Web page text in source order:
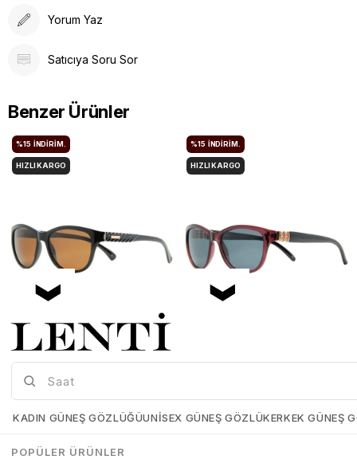
Yorum Yaz
Satıcıya Soru Sor
Benzer Ürünler
Mia-Maria-OF127-C2-56
%15 İNDIRIM.
HIZLI KARGO
Mia-Maria-OF126-C3-56
%15 İNDIRIM.
HIZLI KARGO
KADIN GÜNEŞ GÖZLÜĞÜUNISEX GÜNEŞ GÖZLÜKERKEK GÜNEŞ
POPÜLER ÜRÜNLER